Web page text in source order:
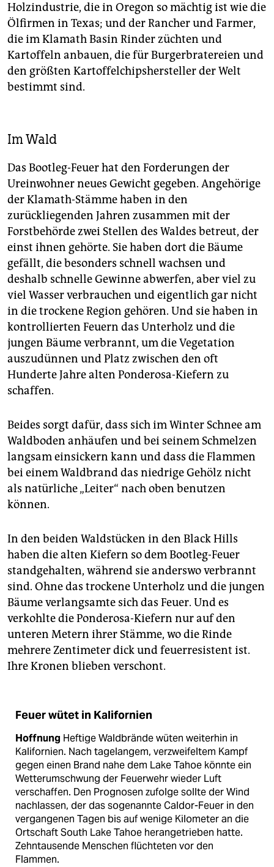
Holzindustrie, die in Oregon so mächtig ist wie die
Ölfirmen in Texas; und der Rancher und Farmer,
die im Klamath Basin Rinder züchten und
Kartoffeln anbauen, die für Burgerbratereien und
den größten Kartoffelchipshersteller der Welt
bestimmt sind.
Im Wald
Das Bootleg-Feuer hat den Forderungen der
Ureinwohner neues Gewicht gegeben. Angehörige
der Klamath-Stämme haben in den
zurückliegenden Jahren zusammen mit der
Forstbehörde zwei Stellen des Waldes betreut, der
einst ihnen gehörte. Sie haben dort die Bäume
gefällt, die besonders schnell wachsen und
deshalb schnelle Gewinne abwerfen, aber viel zu
viel Wasser verbrauchen und eigentlich gar nicht
in die trockene Region gehören. Und sie haben in
kontrollierten Feuern das Unterholz und die
jungen Bäume verbrannt, um die Vegetation
auszudünnen und Platz zwischen den oft
Hunderte Jahre alten Ponderosa-Kiefern zu
schaffen.
Beides sorgt dafür, dass sich im Winter Schnee am
Waldboden anhäufen und bei seinem Schmelzen
langsam einsickern kann und dass die Flammen
bei einem Waldbrand das niedrige Gehölz nicht
als natürliche „Leiter“ nach oben benutzen
können.
In den beiden Waldstücken in den Black Hills
haben die alten Kiefern so dem Bootleg-Feuer
standgehalten, während sie anderswo verbrannt
sind. Ohne das trockene Unterholz und die jungen
Bäume verlangsamte sich das Feuer. Und es
verkohlte die Ponderosa-Kiefern nur auf den
unteren Metern ihrer Stämme, wo die Rinde
mehrere Zentimeter dick und feuerresistent ist.
Ihre Kronen blieben verschont.
Feuer wütet in Kalifornien
Hoffnung Heftige Waldbrände wüten weiterhin in
Kalifornien. Nach tagelangem, verzweifeltem Kampf
gegen einen Brand nahe dem Lake Tahoe könnte ein
Wetterumschwung der Feuerwehr wieder Luft
verschaffen. Den Prognosen zufolge sollte der Wind
nachlassen, der das sogenannte Caldor-Feuer in den
vergangenen Tagen bis auf wenige Kilometer an die
Ortschaft ­South Lake Tahoe herangetrieben hatte.
Zehn­tausende Menschen flüchteten vor den
Flammen.